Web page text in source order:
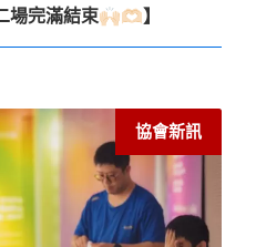
完滿結束🙌🏻🫶🏻】
協會新訊